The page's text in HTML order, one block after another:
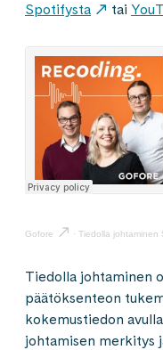
Spotifysta
tai
Gofore · Tiedolla johtaminen
Tiedolla johtaminen
päätöksenteon
kokemustiedon
johtamisen merkitys